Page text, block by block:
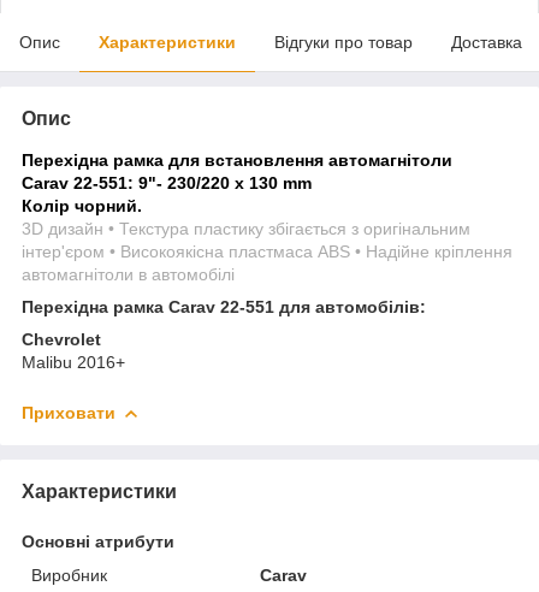
Опис Характеристики Відгуки про товар Доставка
Опис
Перехідна рамка для встановлення автомагнітоли
Carav 22-551: 9"- 230/220 х 130 mm
Колір чорний.
3D дизайн • Текстура пластику збігається з оригінальним
інтер'єром • Високоякісна пластмаса ABS • Надійне кріплення
автомагнітоли в автомобілі
Перехідна рамка Carav 22-551 для автомобілів:
Chevrolet
Malibu 2016+
Приховати
Характеристики
Основні атрибути
Виробник
Carav